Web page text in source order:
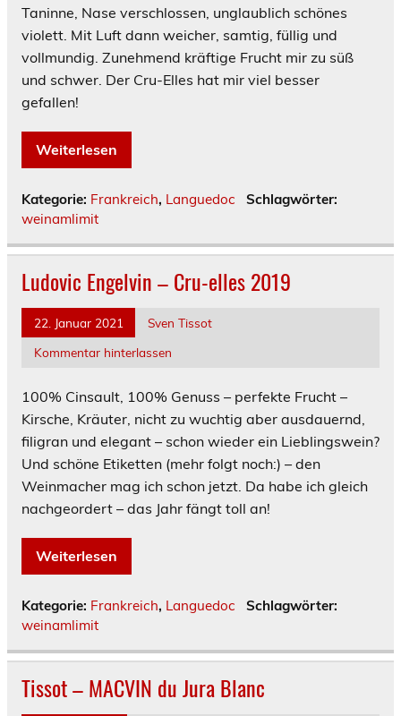
Taninne, Nase verschlossen, unglaublich schönes
violett. Mit Luft dann weicher, samtig, füllig und
vollmundig. Zunehmend kräftige Frucht mir zu süß
und schwer. Der Cru-Elles hat mir viel besser
gefallen!
Weiterlesen
Kategorie: Frankreich, Languedoc
Schlagwörter:
weinamlimit
Ludovic Engelvin – Cru-elles 2019
22. Januar 2021
Sven Tissot
Kommentar hinterlassen
100% Cinsault, 100% Genuss – perfekte Frucht –
Kirsche, Kräuter, nicht zu wuchtig aber ausdauernd,
filigran und elegant – schon wieder ein Lieblingswein?
Und schöne Etiketten (mehr folgt noch:) – den
Weinmacher mag ich schon jetzt. Da habe ich gleich
nachgeordert – das Jahr fängt toll an!
Weiterlesen
Kategorie: Frankreich, Languedoc
Schlagwörter:
weinamlimit
Tissot – MACVIN du Jura Blanc